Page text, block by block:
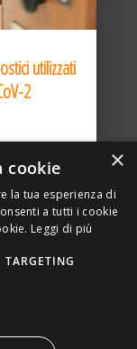
utilizzati
2
– P. IVA
WEB AGENCY –
×
cookie
la tua esperienza di
a tutti i cookie
Leggi di più
TARGETING